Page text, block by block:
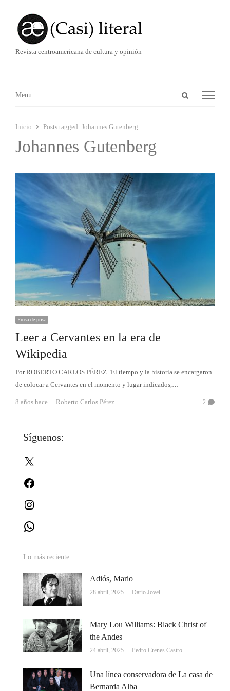
Revista centroamericana de cultura y opinión
Abrir
Menú
Menu
Inicio Posts tagged: Johannes Gutenberg
Johannes Gutenberg
Prosa de prisa
Leer a Cervantes en la era de
Wikipedia
Por ROBERTO CARLOS PÉREZ "El tiempo y la historia se encargaron
de colocar a Cervantes en el momento y lugar indicados,…
8 años hace Autor
Roberto Carlos Pérez 2
Síguenos:
Lo más reciente
Adiós, Mario
28 abril, 2025 Autor
Darío Jovel
Mary Lou Williams: Black Christ of
the Andes
24 abril, 2025 Autor
Pedro Crenes Castro
Una línea conservadora de La casa de
Bernarda Alba